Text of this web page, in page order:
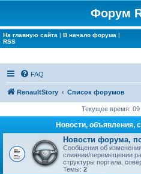
Форум
На главную сайта | В начало форума |
RSS
FAQ
RenaultStory Список форумов
Текущее время: 09
Новости, объявления,
Новости форума,
Сообщения об
слиянии/перемещении
структуры портала,
Темы: 2